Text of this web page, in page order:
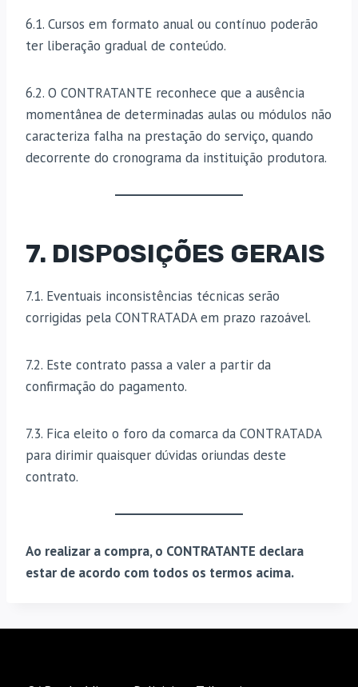
6.1. Cursos em formato anual ou contínuo poderão
ter liberação gradual de conteúdo.
6.2. O CONTRATANTE reconhece que a ausência
momentânea de determinadas aulas ou módulos não
caracteriza falha na prestação do serviço, quando
decorrente do cronograma da instituição produtora.
7. DISPOSIÇÕES GERAIS
7.1. Eventuais inconsistências técnicas serão
corrigidas pela CONTRATADA em prazo razoável.
7.2. Este contrato passa a valer a partir da
confirmação do pagamento.
7.3. Fica eleito o foro da comarca da CONTRATADA
para dirimir quaisquer dúvidas oriundas deste
contrato.
Ao realizar a compra, o CONTRATANTE declara
estar de acordo com todos os termos acima.